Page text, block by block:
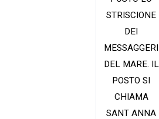
STRISCIONE
DEI
MESSAGGERI
DEL MARE. IL
POSTO SI
CHIAMA
SANT ANNA